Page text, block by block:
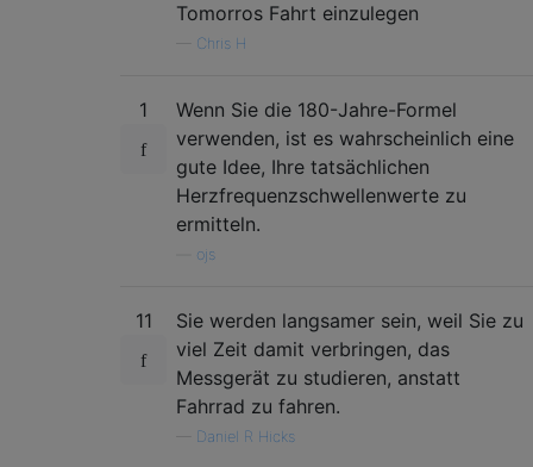
Tomorros Fahrt einzulegen
Chris H
1
Wenn Sie die 180-Jahre-Formel
verwenden, ist es wahrscheinlich eine
gute Idee, Ihre tatsächlichen
Herzfrequenzschwellenwerte zu
ermitteln.
ojs
11
Sie werden langsamer sein, weil Sie zu
viel Zeit damit verbringen, das
Messgerät zu studieren, anstatt
Fahrrad zu fahren.
Daniel R Hicks